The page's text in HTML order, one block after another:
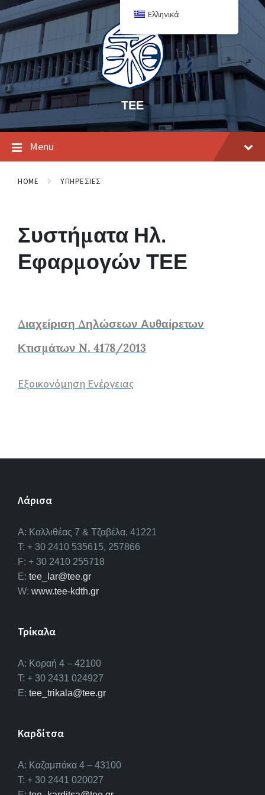
ΤΕΕ
Menu
HOME ΥΠΗΡΕΣΙΕΣ
Συστήματα Ηλ.
Εφαρμογών ΤΕΕ
Διαχείριση Δηλώσεων Αυθαίρετων
Κτισμάτων N. 4178/2013
Εξοικονόμηση Ενέργειας
Λάρισα
A: Καλλιθέας 7 & Τζαβέλα, 41221
T: + 30 2410 535615, 257866
F: + 30 2410 255718
E: tee_lar@tee.gr
W: www.tee-kdth.gr
Τρίκαλα
Α: Κοραή 4 – 42100
T: + 30 2431 024927
E: tee_trikala@tee.gr
Καρδίτσα
Α: Καζαμπάκα 4 – 43100
T: + 30 2441 020027
Ελληνικά